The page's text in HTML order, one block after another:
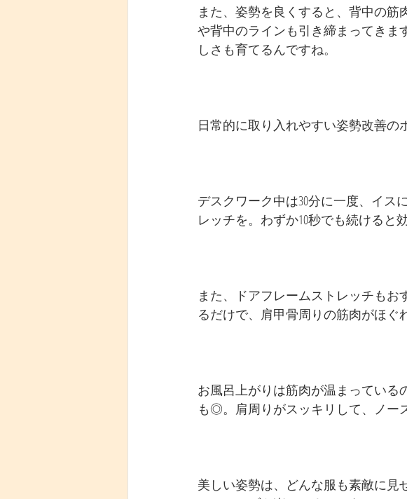
また、姿勢を良くすると、背中の
や背中のラインも引き締まってきま
しさも育てるんですね。
日常的に取り入れやすい姿勢改善の
デスクワーク中は30分に一度、イス
レッチを。わずか10秒でも続けると
また、ドアフレームストレッチも
るだけで、肩甲骨周りの筋肉がほぐ
お風呂上がりは筋肉が温まってい
も◎。肩周りがスッキリして、ノー
美しい姿勢は、どんな服も素敵に見